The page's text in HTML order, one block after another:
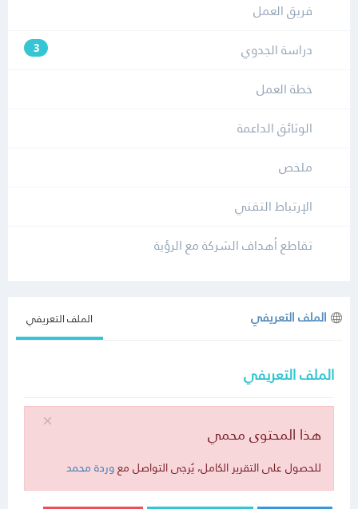
فريق العمل
دراسة الجدوي
3
خطة العمل
الوثائق الداعمة
ملخص
الإرتباط التقني
تقاطع أهداف الشركة مع الرؤية
الملف التعريفي الملف التعريفي
الملف التعريفي
هذا المحتوى محمي
للحصول على التقرير الكامل، يُرجى التواصل معوردة محمد